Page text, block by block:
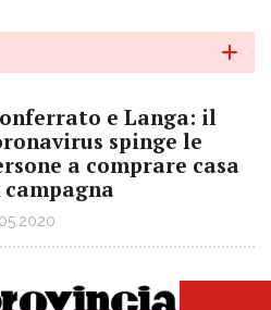
e Langa: il
spinge le
a comprare casa
campagna